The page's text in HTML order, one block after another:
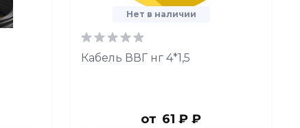
Нет в наличии
Кабель ВВГ нг 4*1,5
от 61 ₽ ₽